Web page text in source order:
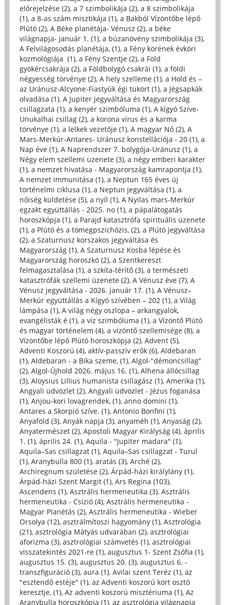
előrejelzése (2), a 7 szimbolikája (2), a 8 szimbolikája
(1), a 8-as szám misztikája (1), a Bakból Vízöntőbe lépő
Plútó (2), A Béke planétája- Vénusz (2), a béke
világnapja- január 1. (1), a búzanövény szimbolikája (3),
A Felvilágosodás planétája, (1), a Fény körének évköri
kozmológiája (1), a Fény Szentje (2), a Föld
gyökércsakrája (2), a Földbolygó csakrái (1), a földi
négyesség törvénye (2), A hely szelleme (1), a Hold és –
az Uránusz-Alcyone-Fiastyúk égi tükört (1), a Jégsapkák
olvadása (1), A Jupiter jegyváltása és Magyarország
csillagzata (1), a kenyér szimbóluma (1), A kígyó Szíve-
Unukalhai csillag (2), a korona vírus és a karma
törvénye (1), a lelkek vezetője (1), A magyar Nő (2), A
Mars-Merkúr-Antares- Uránusz konstellációja - 20 (1), a
Nap éve (1), A Naprendszer 7. bolygója-Uránusz (1), a
Négy elem szellemi üzenete (3), a négy emberi karakter
(1), a nemzet hivatása - Magyarország kamrapontja (1),
A nemzet immunitása (1), a Neptun 165 éves új
történelmi ciklusa (1), a Neptun jegyváltása (1), a
nőiség küldetése (5), a nyíl (1), A Nyilas mars-Merkúr
egzakt együttállás - 2025. no (1), a pápalátogatás
horoszkópja (1), a Parajd katasztrófa spirituális üzenete
(1), a Plútó és a tömegpszichózis, (2), a Plútó jegyváltása
(2), a Szaturnusz korszakos jegyváltása és
Magyarország (1), A Szaturnusz Kosba lépése és
Magyarország horoszkó (2), a Szentkereszt
felmagasztalása (1), a szkíta-térítő (3), a természeti
katasztrófák szellemi üzenete (2), A Vénusz éve (7), A
Vénusz jegyváltása - 2026. január 17. (1), A Vénusz–
Merkúr együttállás a Kígyó szívében – 202 (1), a Világ
lámpása (1), A világ négy oszlopa – arkangyalok,
evangélisták é (1), a víz szimbóluma (1), a Vízöntő Plútó
és magyar történelem (4), a vízöntő szellemisége (8), a
Vízöntőbe lépő Plútó horoszkópja (2), Advent (5),
Adventi Koszorú (4), aktív-passzív erők (6), Aldebaran
(1), Aldebaran - a Bika szeme, (1), Algol-"démoncsillag"
(2), Algol-Újhold 2026. május 16. (1), Alhena állócsillag
(3), Aloysius Lillius humanista csillagász (1), Amerika (1),
Angyali üdvözlet (2), Angyali üdvözlet - Jézus foganása
(1), Anjou-kori lovagrendek, (1), anno domini (1),
Antares a Skorpió szíve. (1), Antonio Bonfini (1),
Anyaföld (3), Anyák napja (3), anyaméh (1), Anyaság (2),
Anyatermészet (2), Apostoli Magyar Királyság (4), április
1. (1), április 24. (1), Aquila - "Jupiter madara" (1),
Aquila–Sas csillagzat (1), Aquila–Sas csillagzat - Turul
(1), Aranybulla 800 (1), aratás (3), Arché (2),
Archiregnum születése (2), Árpád-házi királylány (1),
Árpád-házi Szent Margit (1), Ars Regina (103),
Ascendens (1), Asztrális hermeneutika (3), Asztrális
hermeneutika - Csízió (4), Asztrális hermeneutika -
Magyar Planétás (2), Asztrális hermeneutika - Wieber
Orsolya (12), asztrálmítoszi hagyomány (1), Asztrológia
(21), asztrológia Mátyás udvarában (2), asztrológiai
aforizma (3), asztrológiai számvetés (1), asztrológiai
visszatekintés 2021-re (1), augusztus 1- Szent Zsófia (1),
augusztus 15. (3), augusztus 20. (3), augusztus 6. -
transzfiguráció (3), aura (1), Avilai szent Teréz (1), az
"esztendő estéje" (1), az Adventi koszorú kört osztó
keresztje, (1), Az adventi koszorú misztériuma (1), Az
Aranybulla horoszkópja (1), az asztrológia világnapja